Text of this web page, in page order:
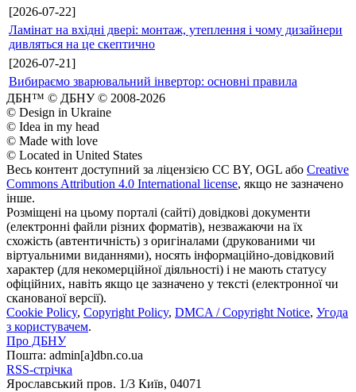
[2026-07-22]
Ламінат на вхідні двері: монтаж, утеплення і чому дизайнери
дивляться на це скептично
[2026-07-21]
Вибираємо зварювальний інвертор: основні правила
ДБН™ © ДБНУ © 2008-2026
© Design in Ukraine
© Idea in my head
© Made with love
© Located in United States
Весь контент доступний за ліцензією CC BY, OGL або Creative
Commons Attribution 4.0 International license, якщо не зазначено
інше.
Розміщені на цьому порталі (сайті) довідкові документи
(електронні файли різних форматів), незважаючи на їх
схожість (автентичність) з оригіналами (друкованими чи
віртуальними виданнями), носять інформаційно-довідковий
характер (для некомерційної діяльності) і не мають статусу
офіційних, навіть якщо це зазначено у тексті (електронної чи
сканованої версії).
Cookie Policy, Copyright Policy, DMCA / Copyright Notice, Угода
з користувачем.
Про ДБНУ
Пошта: admin[а]dbn.co.ua
RSS-стрічка
Ярославський пров. 1/3 Київ, 04071